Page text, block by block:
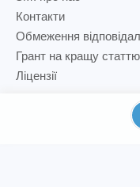
Контакти
Обмеження
Грант на кращу статтю
Ліцензії